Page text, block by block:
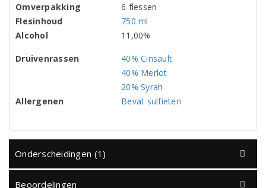
Omverpakking
6 flessen
Flesinhoud
750 ml
Alcohol
11,00%
Druivenrassen
40% Cinsault
40% Merlot
20% Syrah
Allergenen
Bevat sulfieten
Onderscheidingen (1)
Beoordelingen